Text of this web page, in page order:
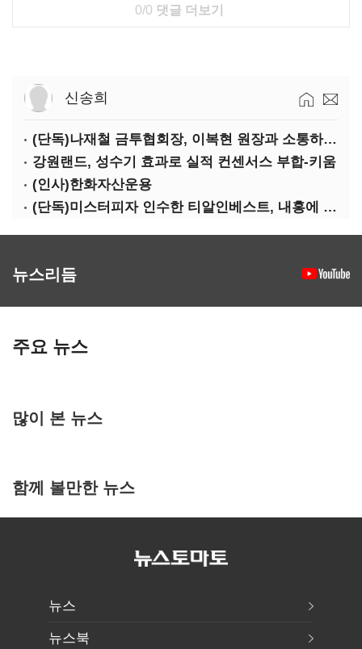
0/0 댓글 더보기
신송희
(단독)나재철 금투협회장, 이복현 원장과 소통하는 사이?
강원랜드, 성수기 효과로 실적 컨센서스 부합-키움
(인사)한화자산운용
(단독)미스터피자 인수한 티알인베스트, 내홍에 무너진 멜파스 인수전 참여
뉴스리듬
주요 뉴스
많이 본 뉴스
함께 볼만한 뉴스
뉴스
뉴스북